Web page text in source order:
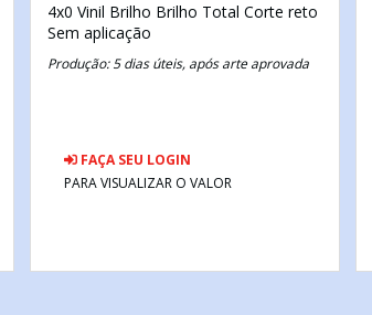
4x0 Vinil Brilho Brilho Total Corte reto
Sem aplicação
Produção: 5 dias úteis, após arte aprovada
FAÇA SEU LOGIN
PARA VISUALIZAR O VALOR